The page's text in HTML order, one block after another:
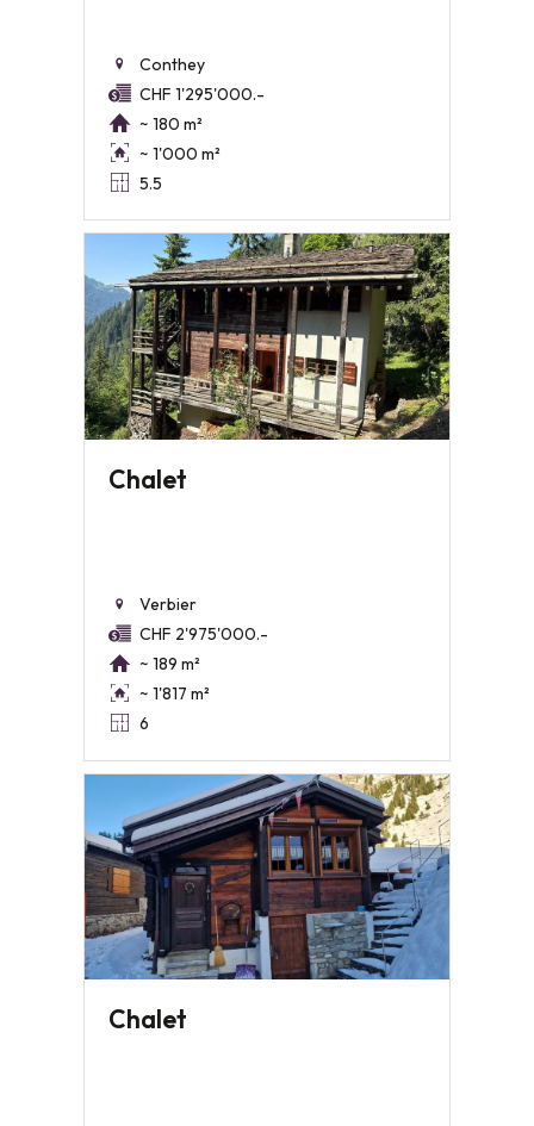
Conthey
CHF 1'295'000.-
~ 180 m²
~ 1'000 m²
5.5
Chalet
Verbier
CHF 2'975'000.-
~ 189 m²
~ 1'817 m²
6
Chalet